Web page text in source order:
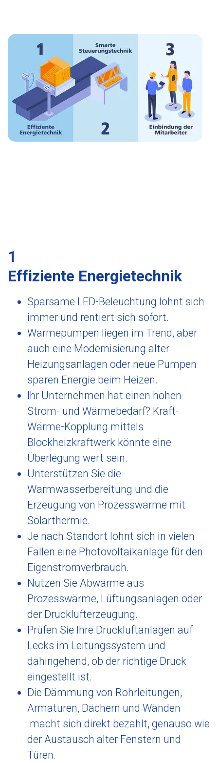
1
Effiziente Energietechnik
Sparsame LED-Beleuchtung lohnt sich
immer und rentiert sich sofort.
Wärmepumpen liegen im Trend, aber
auch eine Modernisierung alter
Heizungsanlagen oder neue Pumpen
sparen Energie beim Heizen.
Ihr Unternehmen hat einen hohen
Strom- und Wärmebedarf? Kraft-
Wärme-Kopplung mittels
Blockheizkraftwerk könnte eine
Überlegung wert sein.
Unterstützen Sie die
Warmwasserbereitung und die
Erzeugung von Prozesswärme mit
Solarthermie.
Je nach Standort lohnt sich in vielen
Fällen eine Photovoltaikanlage für den
Eigenstromverbrauch.
Nutzen Sie Abwärme aus
Prozesswärme, Lüftungsanlagen oder
der Drucklufterzeugung.
Prüfen Sie Ihre Druckluftanlagen auf
Lecks im Leitungssystem und
dahingehend, ob der richtige Druck
eingestellt ist.
Die Dämmung von Rohrleitungen,
Armaturen, Dächern und Wänden
macht sich direkt bezahlt, genauso wie
der Austausch alter Fenstern und
Türen.